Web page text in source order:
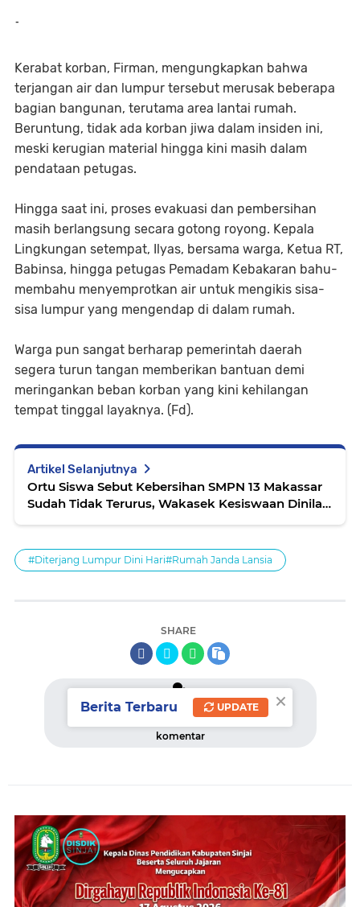
-
Kerabat korban, Firman, mengungkapkan bahwa
terjangan air dan lumpur tersebut merusak beberapa
bagian bangunan, terutama area lantai rumah.
Beruntung, tidak ada korban jiwa dalam insiden ini,
meski kerugian material hingga kini masih dalam
pendataan petugas.
Hingga saat ini, proses evakuasi dan pembersihan
masih berlangsung secara gotong royong. Kepala
Lingkungan setempat, Ilyas, bersama warga, Ketua RT,
Babinsa, hingga petugas Pemadam Kebakaran bahu-
membahu menyemprotkan air untuk mengikis sisa-
sisa lumpur yang mengendap di dalam rumah.
Warga pun sangat berharap pemerintah daerah
segera turun tangan memberikan bantuan demi
meringankan beban korban yang kini kehilangan
tempat tinggal layaknya. (Fd).
Artikel Selanjutnya
Ortu Siswa Sebut Kebersihan SMPN 13 Makassar
Sudah Tidak Terurus, Wakasek Kesiswaan Dinilai
#Diterjang Lumpur Dini Hari#Rumah Janda Lansia
SHARE
komentar
×
Berita Terbaru UPDATE